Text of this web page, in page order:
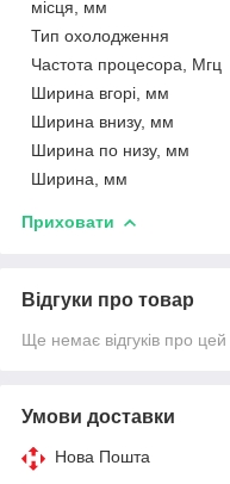
місця, мм
Тип охолодження
Частота процесора, Мгц
Ширина вгорі, мм
Ширина внизу, мм
Ширина по низу, мм
Ширина, мм
Приховати
Відгуки про товар
Ще немає відгуків про цей
Умови доставки
Нова Пошта